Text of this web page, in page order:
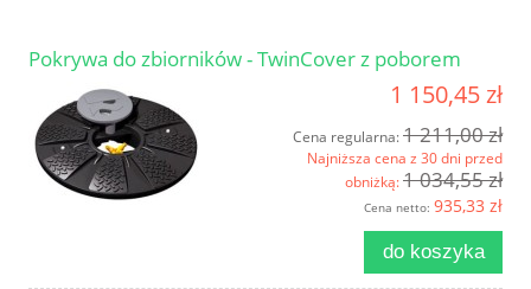
Pokrywa do zbiorników - TwinCover z poborem
1 150,45 zł
Cena regularna:1 211,00 zł
Najniższa cena z 30 dni przed
obniżką:1 034,55 zł
Cena netto: 935,33 zł
do koszyka